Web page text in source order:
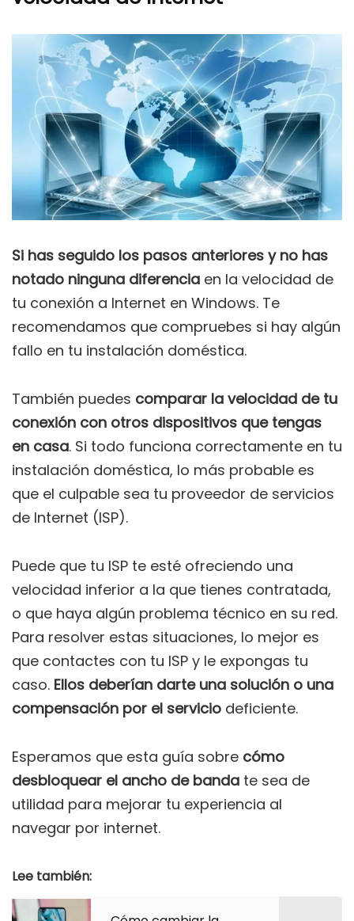
Si has seguido los pasos anteriores y no has
notado ninguna diferencia en la velocidad de
tu conexión a Internet en Windows. Te
recomendamos que compruebes si hay algún
fallo en tu instalación doméstica.
También puedes comparar la velocidad de tu
conexión con otros dispositivos que tengas
en casa. Si todo funciona correctamente en tu
instalación doméstica, lo más probable es
que el culpable sea tu proveedor de servicios
de Internet (ISP).
Puede que tu ISP te esté ofreciendo una
velocidad inferior a la que tienes contratada,
o que haya algún problema técnico en su red.
Para resolver estas situaciones, lo mejor es
que contactes con tu ISP y le expongas tu
caso. Ellos deberían darte una solución o una
compensación por el servicio deficiente.
Esperamos que esta guía sobre cómo
desbloquear el ancho de banda te sea de
utilidad para mejorar tu experiencia al
navegar por internet.
Lee también: